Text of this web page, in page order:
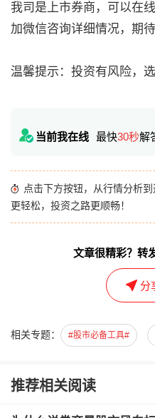
我司是上市券商，可以在
加微信咨询详细情况，期待
温馨提示：投资有风险，选
当前我在线 最快30秒解
点击下方按钮，从行情分析
更轻松，投资之路更顺畅！
文章很精彩？转
分
相关专题： #股市必备工具#
推荐相关阅读